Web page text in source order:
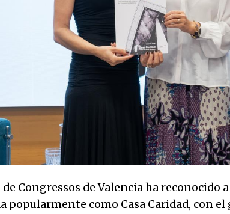
de Congressos de Valencia ha reconocido
popularmente como Casa Caridad, con el